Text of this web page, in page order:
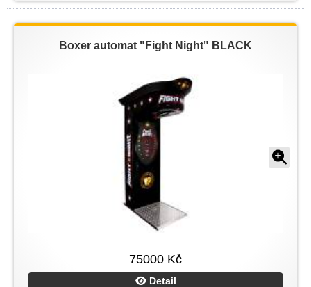
Boxer automat "Fight Night" BLACK
75000 Kč
Detail